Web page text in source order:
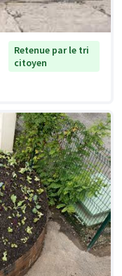
Retenue par le tri
citoyen